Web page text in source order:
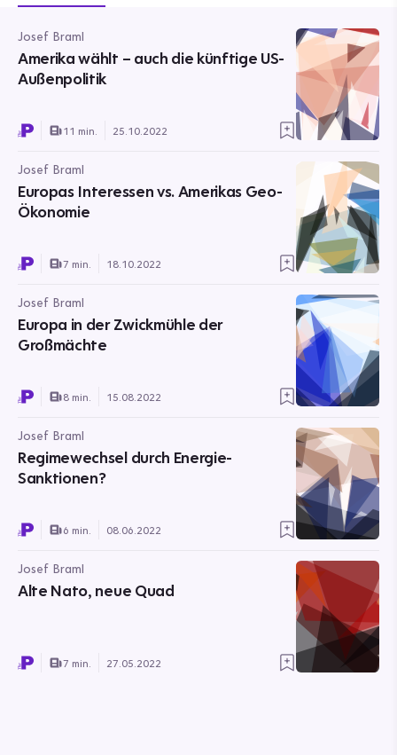
Josef Braml
Amerika wählt – auch die künftige US-
Außenpolitik
11 min. 25.10.2022
Josef Braml
Europas Interessen vs. Amerikas Geo-
Ökonomie
7 min. 18.10.2022
Josef Braml
Europa in der Zwickmühle der
Großmächte
8 min. 15.08.2022
Josef Braml
Regimewechsel durch Energie-
Sanktionen?
6 min. 08.06.2022
Josef Braml
Alte Nato, neue Quad
7 min. 27.05.2022